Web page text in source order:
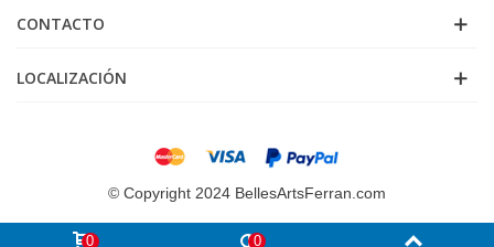
CONTACTO
LOCALIZACIÓN
© Copyright 2024 BellesArtsFerran.com
0 0